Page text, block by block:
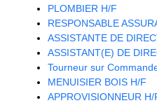
PLOMBIER H/F
RESPONSABLE
ASSISTANTE DE
ASSISTANT(E) DE
Tourneur sur
MENUISIER BOIS H/F
APPROVISIONNEUR H/